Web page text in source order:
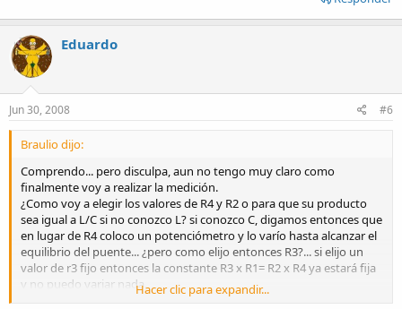
Eduardo
Jun 30, 2008 #6
Braulio dijo:
Comprendo... pero disculpa, aun no tengo muy claro como
finalmente voy a realizar la medición.
¿Como voy a elegir los valores de R4 y R2 o para que su producto
sea igual a L/C si no conozco L? si conozco C, digamos entonces que
en lugar de R4 coloco un potenciómetro y lo varío hasta alcanzar el
equilibrio del puente... ¿pero como elijo entonces R3?... si elijo un
valor de r3 fijo entonces la constante R3 x R1= R2 x R4 ya estará fija
y no puedo variar nada.
Ahora, si lo que varío es R3, ¿cómo elijo los valores de R2 y R4?...
Hacer clic para expandir...